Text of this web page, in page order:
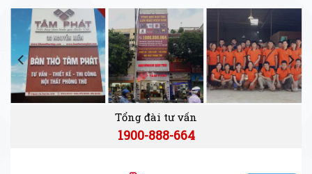
Tổng đài tư vấn
1900-888-664